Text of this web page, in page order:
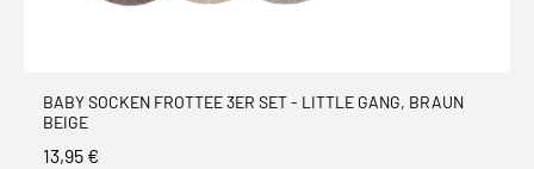
BABY SOCKEN FROTTEE 3ER SET - LITTLE GANG, BRAUN
BEIGE
13,95 €